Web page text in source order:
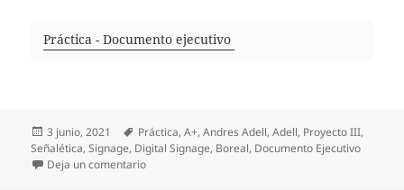
Práctica - Documento ejecutivo
Publicado
el
3 junio, 2021 Etiquetas
Práctica,A+,Andres Adell,Adell, Proyecto III,
Señalética,Signage, Digital Signage, Boreal, Documento Ejecutivo
Deja un comentarioen DOCUMENTO EJECUTIVO ANDRES ADELL